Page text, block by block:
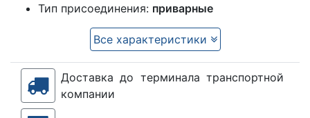
Тип присоединения: приварные
Все характеристики
Доставка до терминала транспортной
компании